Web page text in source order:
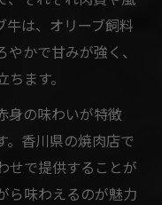
牛は、オリーブ飼料
かで甘みが強く、
ます。
身の味わいが特徴
。香川県の焼肉店で
せで提供することが
ら味わえるのが魅力